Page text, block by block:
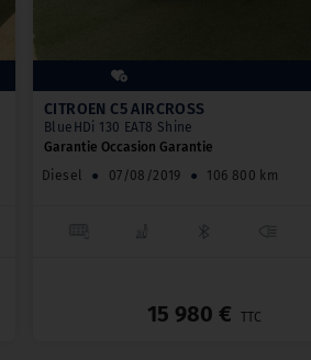
CITROËN C5 AIRCROSS
BlueHDi 130 EAT8 Shine
Garantie Occasion Garantie
Diesel
● 07/08/2019 ● 106 800 km
15 980 € TTC